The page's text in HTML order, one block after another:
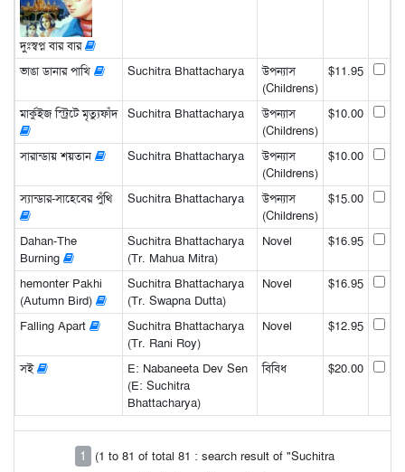
দুঃস্বপ্ন বার বার
ভাঙা ডানার পাখি Suchitra Bhattacharya
উপন্যাস
(Childrens)
$11.95
মার্কুইজ স্ট্রিটে মৃত্যুফাঁদ Suchitra Bhattacharya
উপন্যাস
(Childrens)
$10.00
সারান্ডায় শয়তান Suchitra Bhattacharya
উপন্যাস
(Childrens)
$10.00
স্যান্ডার-সাহেবের পুঁথি Suchitra Bhattacharya
উপন্যাস
(Childrens)
$15.00
Dahan-The
Burning
Suchitra Bhattacharya
(Tr. Mahua Mitra)
Novel $16.95
hemonter Pakhi
(Autumn Bird)
Suchitra Bhattacharya
(Tr. Swapna Dutta)
Novel $16.95
Falling Apart
Suchitra Bhattacharya
(Tr. Rani Roy)
Novel $12.95
সই
E: Nabaneeta Dev Sen
(E: Suchitra
Bhattacharya)
বিবিধ $20.00
1
(1 to 81 of total 81 : search result of "Suchitra